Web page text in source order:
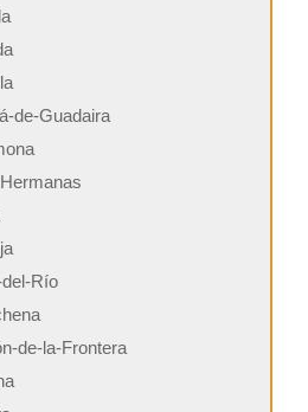
de-Guadaira
Río
de-la-Frontera